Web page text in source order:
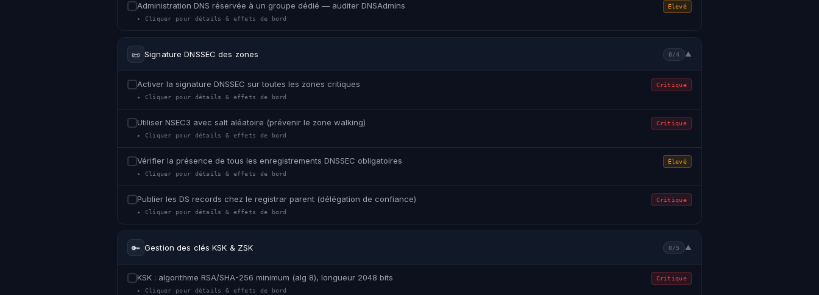
Administration DNS réservée à un groupe dédié — auditer DNSAdmins
Élevé
▸ Cliquer pour détails & effets de bord
📜 Signature DNSSEC des zones 0/4 ▼
Activer la signature DNSSEC sur toutes les zones critiques
Critique
▸ Cliquer pour détails & effets de bord
Utiliser NSEC3 avec salt aléatoire (prévenir le zone walking)
Critique
▸ Cliquer pour détails & effets de bord
Vérifier la présence de tous les enregistrements DNSSEC obligatoires
Élevé
▸ Cliquer pour détails & effets de bord
Publier les DS records chez le registrar parent (délégation de confiance)
Critique
▸ Cliquer pour détails & effets de bord
🔑 Gestion des clés KSK & ZSK 0/5 ▼
KSK : algorithme RSA/SHA-256 minimum (alg 8), longueur 2048 bits
Critique
▸ Cliquer pour détails & effets de bord